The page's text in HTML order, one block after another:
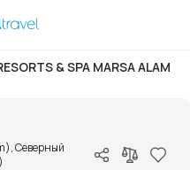
& SPA MARSA ALAM
Северный